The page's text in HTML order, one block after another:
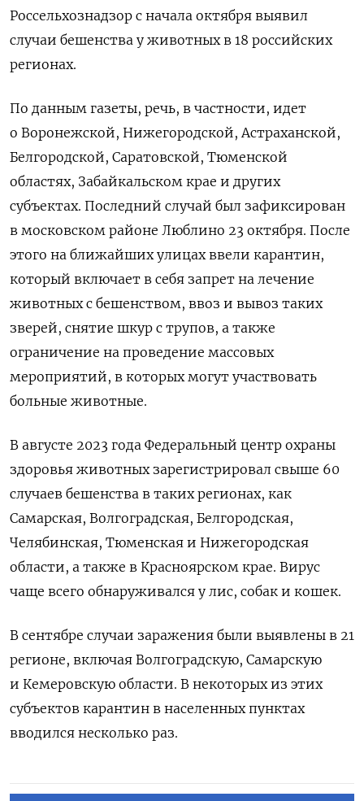
Россельхознадзор с начала октября выявил
случаи бешенства у животных в 18 российских
регионах.
По данным газеты, речь, в частности, идет
о Воронежской, Нижегородской, Астраханской,
Белгородской, Саратовской, Тюменской
областях, Забайкальском крае и других
субъектах. Последний случай был зафиксирован
в московском районе Люблино 23 октября. После
этого на ближайших улицах ввели карантин,
который включает в себя запрет на лечение
животных с бешенством, ввоз и вывоз таких
зверей, снятие шкур с трупов, а также
ограничение на проведение массовых
мероприятий, в которых могут участвовать
больные животные.
В августе 2023 года Федеральный центр охраны
здоровья животных зарегистрировал свыше 60
случаев бешенства в таких регионах, как
Самарская, Волгоградская, Белгородская,
Челябинская, Тюменская и Нижегородская
области, а также в Красноярском крае. Вирус
чаще всего обнаруживался у лис, собак и кошек.
В сентябре случаи заражения были выявлены в 21
регионе, включая Волгоградскую, Самарскую
и Кемеровскую области. В некоторых из этих
субъектов карантин в населенных пунктах
вводился несколько раз.